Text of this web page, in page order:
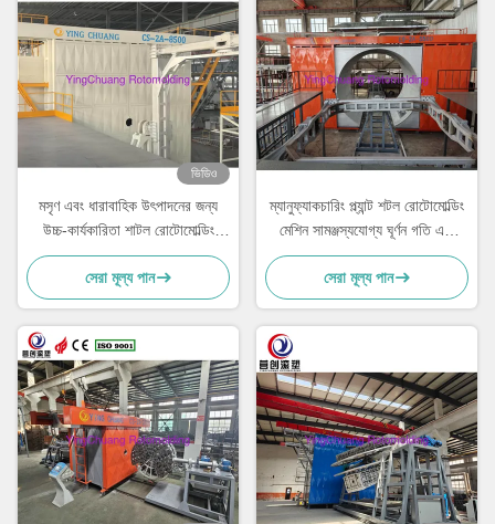
ভিডিও
মসৃণ এবং ধারাবাহিক উৎপাদনের জন্য
উচ্চ-কার্যকারিতা শাটল রোটোমোল্ডিং
মেশিন
সেরা মূল্য পান
ম্যানুফ্যাকচারিং প্ল্যান্ট শটল রোটোমোল্ডিং
মেশিন সামঞ্জস্যযোগ্য ঘূর্ণন গতি এবং
কর্মক্ষমতা সহ
সেরা মূল্য পান